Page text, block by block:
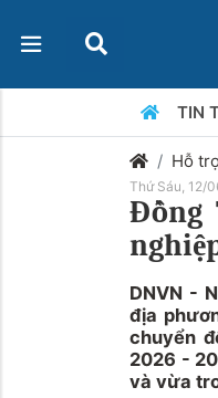
TIN
Hỗ
Thứ Sáu, 12/
Đồng
DNVN -
địa
chuyển
2026 -
và vừa